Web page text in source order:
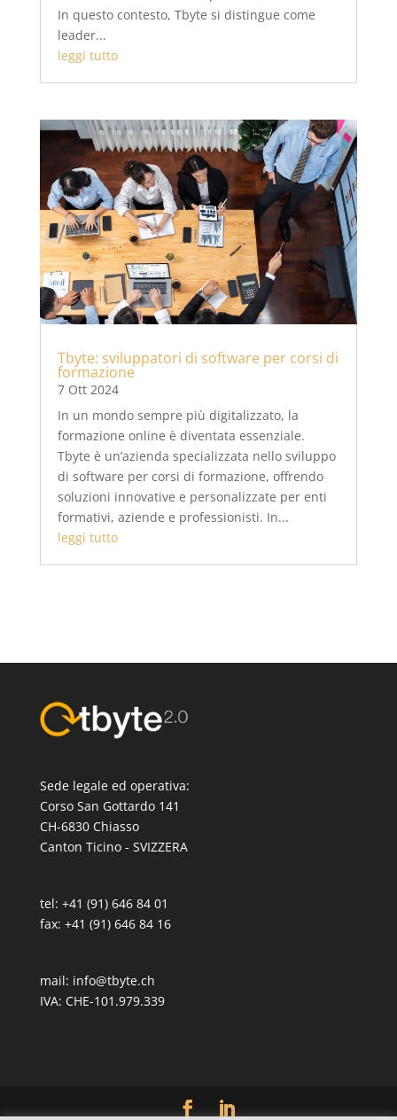
In questo contesto, Tbyte si distingue come
leader...
leggi tutto
Tbyte: sviluppatori di software per corsi di
formazione
7 Ott 2024
In un mondo sempre più digitalizzato, la
formazione online è diventata essenziale.
Tbyte è un’azienda specializzata nello sviluppo
di software per corsi di formazione, offrendo
soluzioni innovative e personalizzate per enti
formativi, aziende e professionisti. In...
leggi tutto
Sede legale ed operativa:
Corso San Gottardo 141
CH-6830 Chiasso
Canton Ticino - SVIZZERA
tel: +41 (91) 646 84 01
fax: +41 (91) 646 84 16
mail: info@tbyte.ch
IVA: CHE-101.979.339